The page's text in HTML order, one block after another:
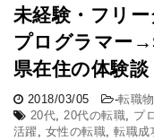
未経験・フリ
プログラマー
県在住の体験談
2018/03/05 -転職
20代,20代の転職, プ
活躍 , 女性の転職,転職成